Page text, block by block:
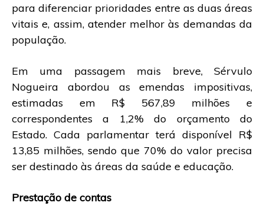
para diferenciar prioridades entre as duas áreas
vitais e, assim, atender melhor às demandas da
população.
Em uma passagem mais breve, Sérvulo
Nogueira abordou as emendas impositivas,
estimadas em R$ 567,89 milhões e
correspondentes a 1,2% do orçamento do
Estado. Cada parlamentar terá disponível R$
13,85 milhões, sendo que 70% do valor precisa
ser destinado às áreas da saúde e educação.
Prestação de contas